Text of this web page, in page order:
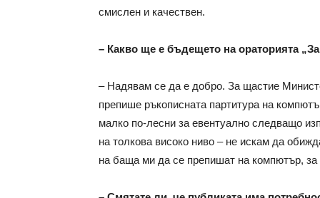
смислен и качествен.
– Какво ще е бъдещето на ораторията
– Надявам се да е добро. За щастие
препише ръкописната партитура на
малко по-лесни за евентуално следващо
на толкова високо ниво – не искам да
на баща ми да се препишат на компютър, за